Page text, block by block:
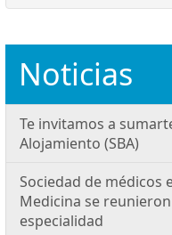
Noticias
Te invitamos a
Alojamiento (SBA)
Sociedad de médicos
Medicina se
especialidad